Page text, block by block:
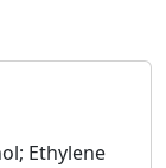
Ethylene